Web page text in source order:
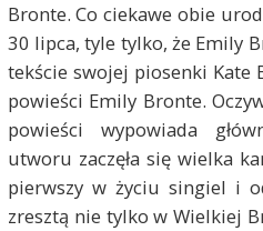
Bronte. Co ciekawe obie
30 lipca, tyle tylko, że Emily
tekście swojej piosenki Kate
powieści Emily Bronte.
powieści wypowiada
utworu zaczęła się wielka
pierwszy w życiu singiel i
zresztą nie tylko w Wielkiej